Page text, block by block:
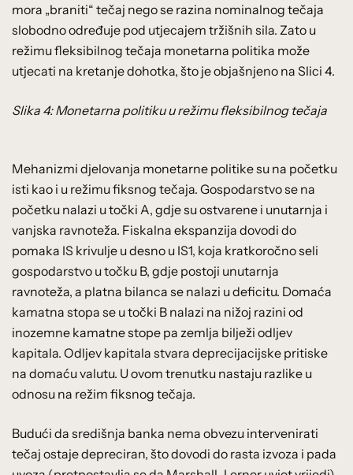
mora „braniti“ tečaj nego se razina nominalnog tečaja
slobodno određuje pod utjecajem tržišnih sila. Zato u
režimu fleksibilnog tečaja monetarna politika može
utjecati na kretanje dohotka, što je objašnjeno na Slici 4.
Slika 4: Monetarna politiku u režimu fleksibilnog tečaja
Mehanizmi djelovanja monetarne politike su na početku
isti kao i u režimu fiksnog tečaja. Gospodarstvo se na
početku nalazi u točki A, gdje su ostvarene i unutarnja i
vanjska ravnoteža. Fiskalna ekspanzija dovodi do
pomaka IS krivulje u desno u IS1, koja kratkoročno seli
gospodarstvo u točku B, gdje postoji unutarnja
ravnoteža, a platna bilanca se nalazi u deficitu. Domaća
kamatna stopa se u točki B nalazi na nižoj razini od
inozemne kamatne stope pa zemlja bilježi odljev
kapitala. Odljev kapitala stvara deprecijacijske pritiske
na domaću valutu. U ovom trenutku nastaju razlike u
odnosu na režim fiksnog tečaja.
Budući da središnja banka nema obvezu intervenirati
tečaj ostaje depreciran, što dovodi do rasta izvoza i pada